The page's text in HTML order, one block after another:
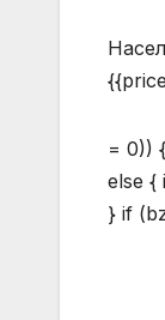
= 0))
else {
} if